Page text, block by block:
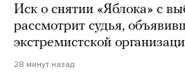
Иск о снятии «Яблока» с
рассмотрит судья,
экстремистской
28 минут назад